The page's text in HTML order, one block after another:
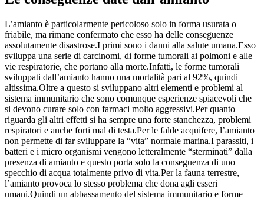
L’amianto è particolarmente pericoloso solo in forma usurata o
friabile, ma rimane confermato che esso ha delle conseguenze
assolutamente disastrose.I primi sono i danni alla salute umana.Esso
sviluppa una serie di carcinomi, di forme tumorali ai polmoni e alle
vie respiratorie, che portano alla morte.Infatti, le forme tumorali
sviluppati dall’amianto hanno una mortalità pari al 92%, quindi
altissima.Oltre a questo si sviluppano altri elementi e problemi al
sistema immunitario che sono comunque esperienze spiacevoli che
si devono curare solo con farmaci molto aggressivi.Per quanto
riguarda gli altri effetti si ha sempre una forte stanchezza, problemi
respiratori e anche forti mal di testa.Per le falde acquifere, l’amianto
non permette di far sviluppare la “vita” normale marina.I parassiti, i
batteri e i micro organismi vengono letteralmente “sterminati” dalla
presenza di amianto e questo porta solo la conseguenza di uno
specchio di acqua totalmente privo di vita.Per la fauna terrestre,
l’amianto provoca lo stesso problema che dona agli esseri
umani.Quindi un abbassamento del sistema immunitario e forme